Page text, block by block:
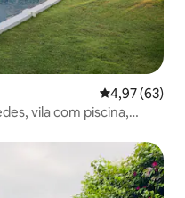
4,97 de uma
4,97 (63)
vila com piscina,
hóspedes